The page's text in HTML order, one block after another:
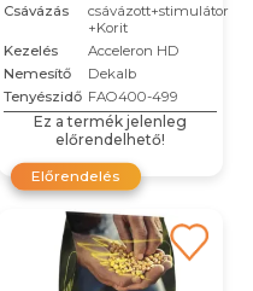
Csávázás
csávázott+stimulátor
+Korit
Kezelés
Acceleron HD
Nemesítő
Dekalb
Tenyészidő FAO400-499
Ez a termék jelenleg
előrendelhető!
Előrendelés